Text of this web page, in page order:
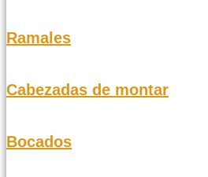
Ramales
Cabezadas de montar
Bocados